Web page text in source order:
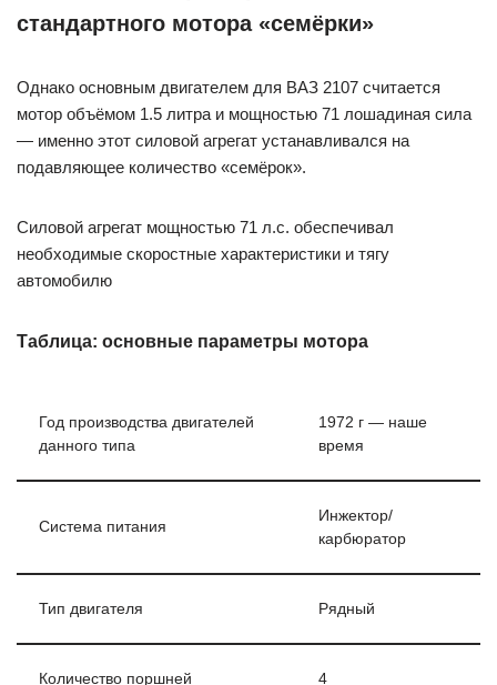
стандартного мотора «семёрки»
Однако основным двигателем для ВАЗ 2107 считается
мотор объёмом 1.5 литра и мощностью 71 лошадиная сила
— именно этот силовой агрегат устанавливался на
подавляющее количество «семёрок».
Силовой агрегат мощностью 71 л.с. обеспечивал
необходимые скоростные характеристики и тягу
автомобилю
Таблица: основные параметры мотора
Год производства двигателей
данного типа
1972 г — наше
время
Система питания
Инжектор/
карбюратор
Тип двигателя Рядный
Количество поршней 4